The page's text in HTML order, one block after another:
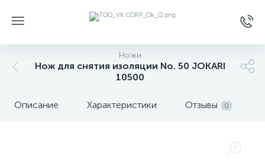
Ножи
Нож для снятия изоляции No. 50 JOKARI
10500
Описание Характеристики Отзывы 0